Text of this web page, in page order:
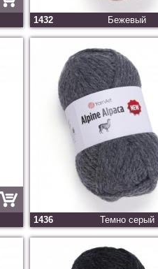
1432 Бежевый
1436 Темно серый